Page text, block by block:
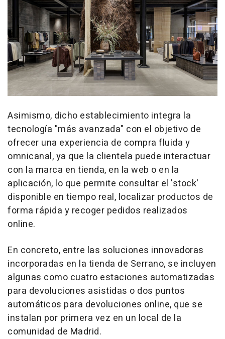
Asimismo, dicho establecimiento integra la
tecnología "más avanzada" con el objetivo de
ofrecer una experiencia de compra fluida y
omnicanal, ya que la clientela puede interactuar
con la marca en tienda, en la web o en la
aplicación, lo que permite consultar el 'stock'
disponible en tiempo real, localizar productos de
forma rápida y recoger pedidos realizados
online.
En concreto, entre las soluciones innovadoras
incorporadas en la tienda de Serrano, se incluyen
algunas como cuatro estaciones automatizadas
para devoluciones asistidas o dos puntos
automáticos para devoluciones online, que se
instalan por primera vez en un local de la
comunidad de Madrid.